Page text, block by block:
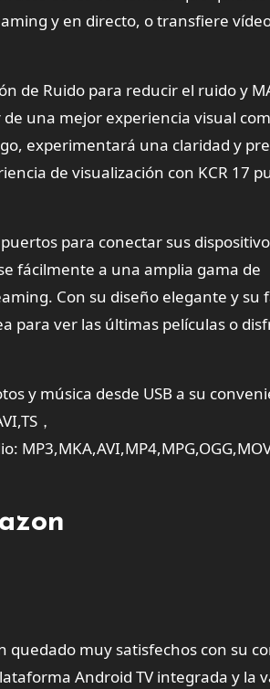
y en directo, o transfiere
de Ruido para reducir el ruido y
una mejor experiencia visual
experimentará una claridad y
de visualización con KCR 17
para conectar sus
fácilmente a una amplia gama de
Con su diseño elegante y su
para ver las últimas películas o
y música desde USB a su
，
quedado muy satisfechos con su
Android TV integrada y la